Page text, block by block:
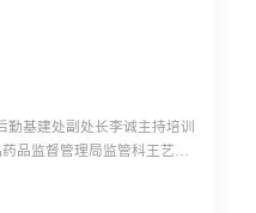
勤基建处副处长李诚主持培训
品监督管理局监管科王艺瑾